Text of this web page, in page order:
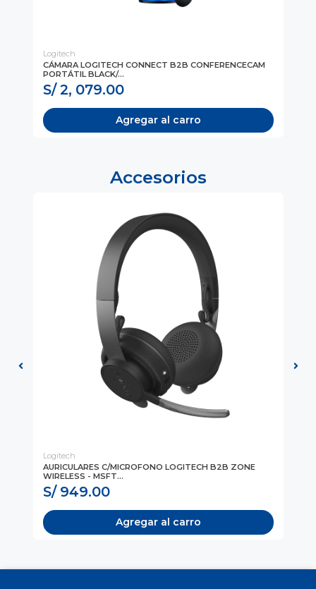
Logitech
CÁMARA LOGITECH CONNECT B2B CONFERENCECAM
PORTÁTIL BLACK/...
S/ 2, 079.00
Agregar al carro
Accesorios
Logitech
AURICULARES C/MICROFONO LOGITECH B2B ZONE
WIRELESS - MSFT...
S/ 949.00
Agregar al carro